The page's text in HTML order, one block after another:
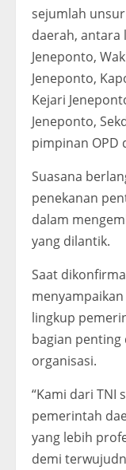
sejumlah
daerah, antara
Jeneponto,
Jeneponto,
Kejari
Jeneponto,
pimpinan OPD
Suasana
penekanan
dalam
yang dilantik.
Saat
lingkup
bagian penting
organisasi.
“Kami dari TNI
pemerintah
yang lebih
demi